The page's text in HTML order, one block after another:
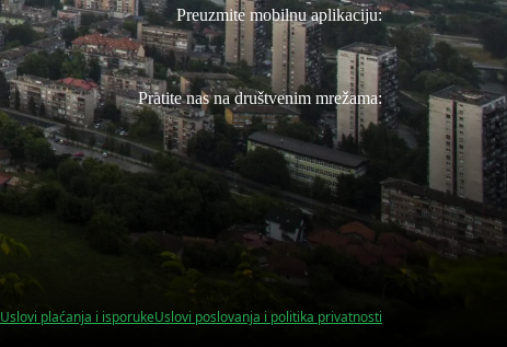
Preuzmite mobilnu aplikaciju:
Pratite nas na društvenim mrežama:
Uslovi plaćanja i isporukeUslovi poslovanja i politika privatnosti